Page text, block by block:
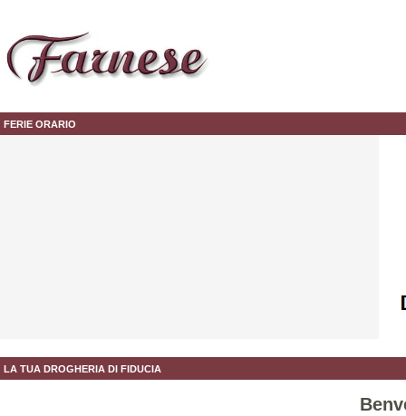
FERIE ORARIO
LA TUA DROGHERIA DI FIDUCIA